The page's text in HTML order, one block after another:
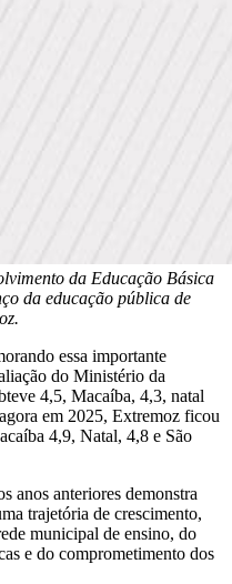
da Educação Básica
da educação pública de
essa importante
do Ministério da
4,5, Macaíba, 4,3, natal
em 2025, Extremoz ficou
4,9, Natal, 4,8 e São
anos anteriores demonstra
trajetória de crescimento,
municipal de ensino, do
e do comprometimento dos